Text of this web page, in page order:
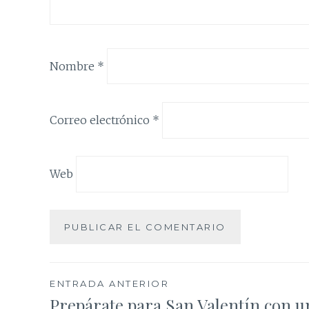
Nombre *
Correo electrónico *
Web
Navegación
ENTRADA ANTERIOR